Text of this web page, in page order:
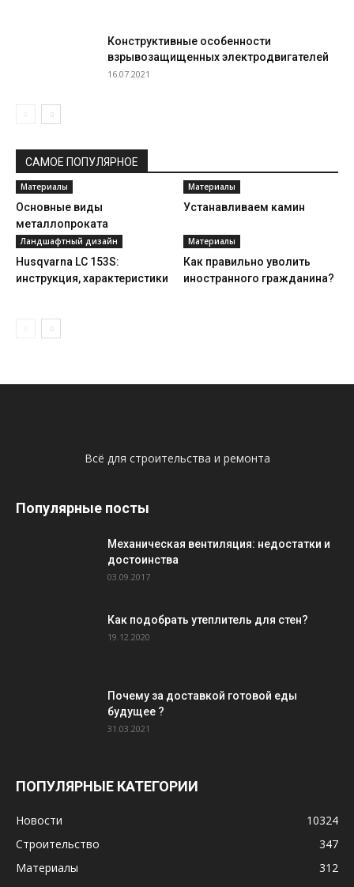
Конструктивные особенности
взрывозащищенных электродвигателей
16.07.2021
САМОЕ ПОПУЛЯРНОЕ
Материалы
Основные виды
металлопроката
Материалы
Устанавливаем камин
Ландшафтный дизайн
Husqvarna LC 153S:
инструкция, характеристики
Материалы
Как правильно уволить
иностранного гражданина?
Всё для строительства и ремонта
Популярные посты
Механическая вентиляция: недостатки и
достоинства
03.09.2017
Как подобрать утеплитель для стен?
19.12.2020
Почему за доставкой готовой еды
будущее ?
31.03.2021
ПОПУЛЯРНЫЕ КАТЕГОРИИ
Новости
10324
Строительство
347
Материалы
312